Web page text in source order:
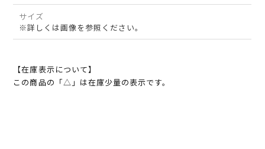
サイズ
※詳しくは画像を参照ください。
【在庫表示について】
この商品の「△」は在庫少量の表示です。